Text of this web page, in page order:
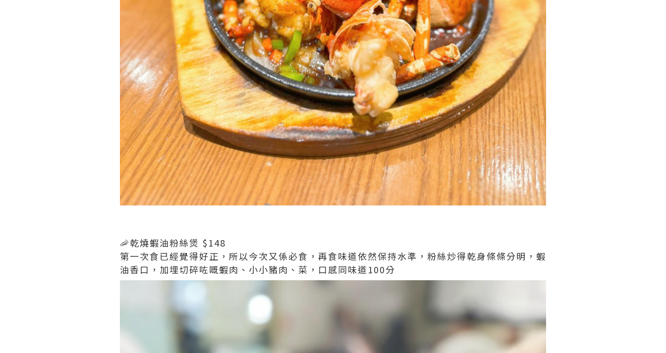
🦐乾燒蝦油粉絲煲 $148
第一次食已經覺得好正，所以今次又係必食，再食味道依然保持水準，粉絲炒得乾身條條分明，蝦
油香口，加埋切碎咗嘅蝦肉、小小豬肉、菜，口感同味道100分